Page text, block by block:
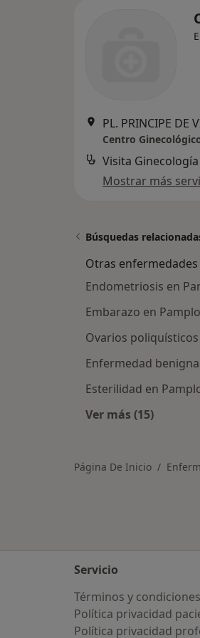
PL. PRINCIPE DE
Centro
Mostrar más
Búsquedas
Otras
Endometriosis en
Embarazo en
Ovarios
Enfermedad
Esterilidad en
Ver más (15)
Página De Inicio
Servicio
Términos y condiciones
Política privacidad
Política privacidad